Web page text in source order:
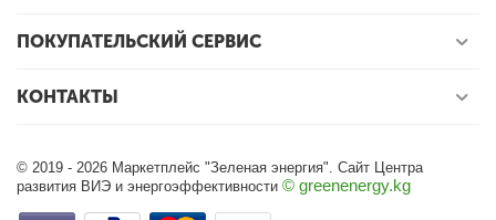
ПОКУПАТЕЛЬСКИЙ СЕРВИС
КОНТАКТЫ
© 2019 - 2026 Маркетплейс "Зеленая энергия". Сайт Центра
развития ВИЭ и энергоэффективности © greenenergy.kg